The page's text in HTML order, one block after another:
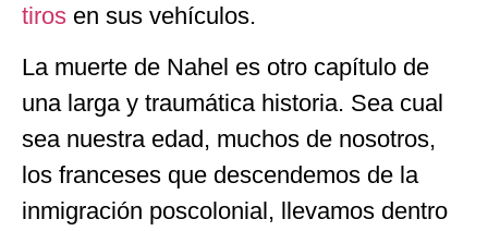
tiros en sus vehículos.
La muerte de Nahel es otro capítulo de
una larga y traumática historia. Sea cual
sea nuestra edad, muchos de nosotros,
los franceses que descendemos de la
inmigración poscolonial, llevamos dentro